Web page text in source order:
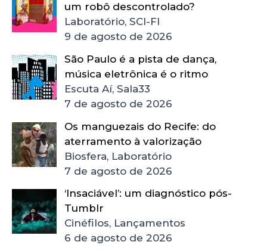
um robô descontrolado?
Laboratório, SCI-FI
9 de agosto de 2026
São Paulo é a pista de dança,
música eletrônica é o ritmo
Escuta Aí, Sala33
7 de agosto de 2026
Os manguezais do Recife: do
aterramento à valorização
Biosfera, Laboratório
7 de agosto de 2026
‘Insaciável’: um diagnóstico pós-
Tumblr
Cinéfilos, Lançamentos
6 de agosto de 2026